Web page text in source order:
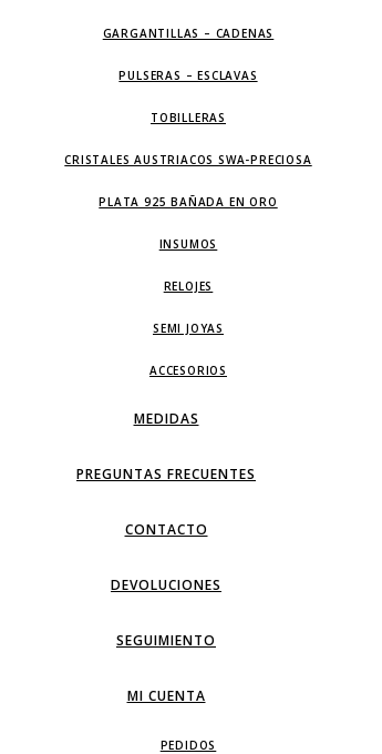
GARGANTILLAS – CADENAS
PULSERAS – ESCLAVAS
TOBILLERAS
CRISTALES AUSTRIACOS SWA-PRECIOSA
PLATA 925 BAÑADA EN ORO
INSUMOS
RELOJES
SEMI JOYAS
ACCESORIOS
MEDIDAS
PREGUNTAS FRECUENTES
CONTACTO
DEVOLUCIONES
SEGUIMIENTO
MI CUENTA
PEDIDOS